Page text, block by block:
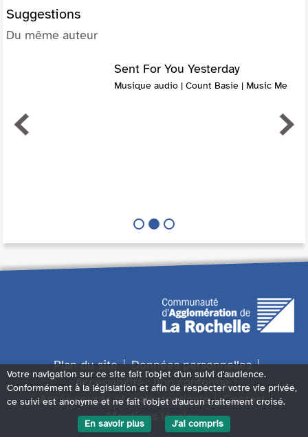
Suggestions
Du même auteur
Sent For You Yesterday
Musique audio | Count Basie | Music Me
Plan du site
Données personnelles
Accessibilité : non conforme
Accès sourds et malentendants
Contact
Mentions légales
Votre navigation sur ce site fait l'objet d'un suivi d'audience.
Conformément à la législation et afin de respecter votre vie privée,
ce suivi est anonyme et ne fait l'objet d'aucun traitement croisé.
En savoir plus
J'ai compris